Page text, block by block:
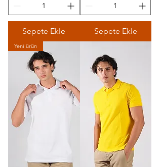
Sepete Ekle Sepete Ekle
Yeni ürün